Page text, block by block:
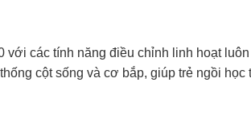
với các tính năng điều chỉnh linh hoạt
cột sống và cơ bắp, giúp trẻ ngồi